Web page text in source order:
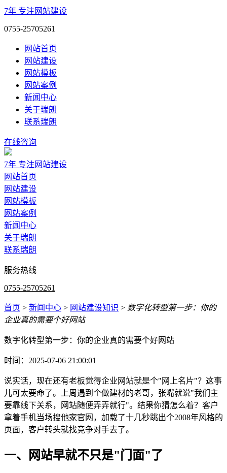
7年 专注网站建设
0755-25705261
网站首页
网站建设
网站模板
网站案例
新闻中心
关于瑞朗
联系瑞朗
在线咨询
7年 专注网站建设
网站首页
网站建设
网站模板
网站案例
新闻中心
关于瑞朗
联系瑞朗
服务热线
0755-25705261
首页 > 新闻中心 > 网站建设知识 > 数字化转型第一步：你的
企业真的需要个好网站
数字化转型第一步：你的企业真的需要个好网站
时间：2025-07-06 21:00:01
说实话，现在还有老板觉得企业网站就是个"网上名片"？这事
儿可太要命了。上周遇到个做建材的老哥，张嘴就说"我们主
要靠线下关系，网站随便弄弄就行"。结果你猜怎么着？客户
拿着手机当场搜他家官网，加载了十几秒跳出个2008年风格的
页面，客户转头就找竞争对手去了。
一、网站早就不只是"门面"了